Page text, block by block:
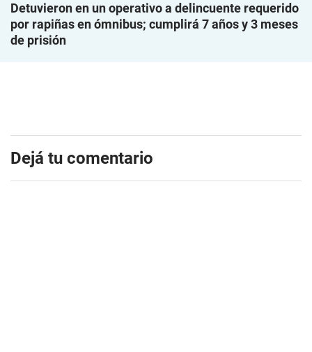
Detuvieron en un operativo a delincuente requerido
por rapiñas en ómnibus; cumplirá 7 años y 3 meses
de prisión
Dejá tu comentario